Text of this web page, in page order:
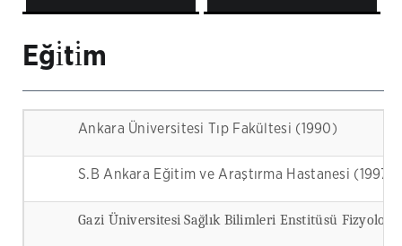
Eği̇ti̇m
Ankara Üniversitesi Tıp Fakültesi (1990)
S.B Ankara Eğitim ve Araştırma Hastanesi (1997)
Gazi Üniversitesi Sağlık Bilimleri Enstitüsü Fizyoloji